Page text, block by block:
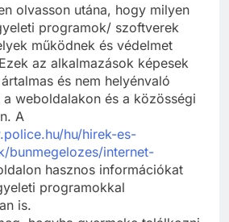
olvasson utána, hogy milyen
programok/ szoftverek
működnek és védelmet
az alkalmazások képesek
és nem helyénvaló
a weboldalakon és a közösségi
A
hu/hirek-es-
bunmegelozes/internet-
hasznos információkat
programokkal
is.